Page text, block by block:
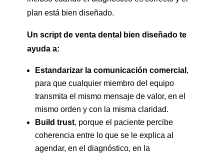
plan está bien diseñado.
Un script de venta dental bien diseñado te
ayuda a:
Estandarizar la comunicación comercial ,
para que cualquier miembro del equipo
transmita el mismo mensaje de valor, en el
mismo orden y con la misma claridad.
Build trust, porque el paciente percibe
coherencia entre lo que se le explica al
agendar, en el diagnóstico, en la